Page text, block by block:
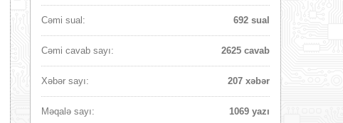
Cəmi sual: 692 sual
Cəmi cavab sayı: 2625 cavab
Xəbər sayı: 207 xəbər
Məqalə sayı: 1069 yazı